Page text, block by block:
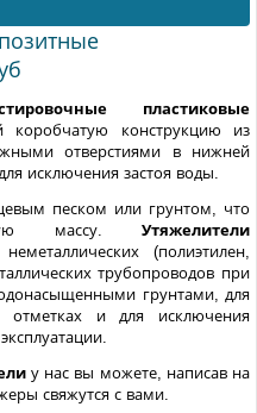
пластиковые
коробчатую конструкцию из
отверстиями в нижней
исключения застоя воды.
песком или грунтом, что
массу. Утяжелители
(полиэтилен,
трубопроводов при
грунтами, для
отметках и для исключения
у нас вы можете, написав на
свяжутся с вами.